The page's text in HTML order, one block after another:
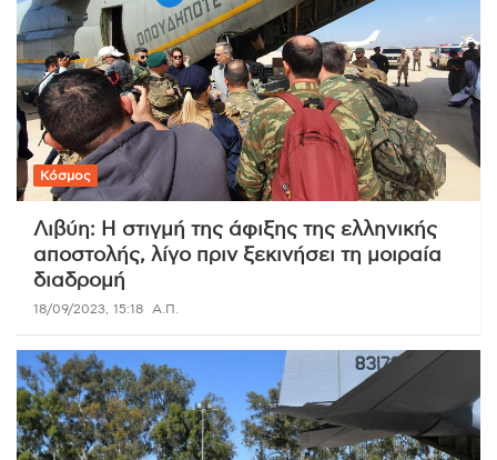
Κόσμος
Λιβύη: Η στιγμή της άφιξης της ελληνικής
αποστολής, λίγο πριν ξεκινήσει τη μοιραία
διαδρομή
18/09/2023, 15:18 Α.Π.